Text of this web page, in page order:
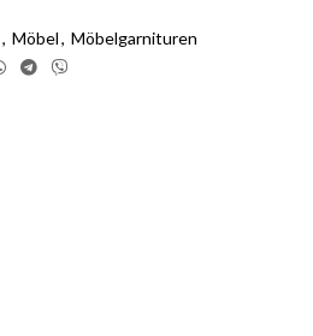
, Möbel, Möbelgarnituren